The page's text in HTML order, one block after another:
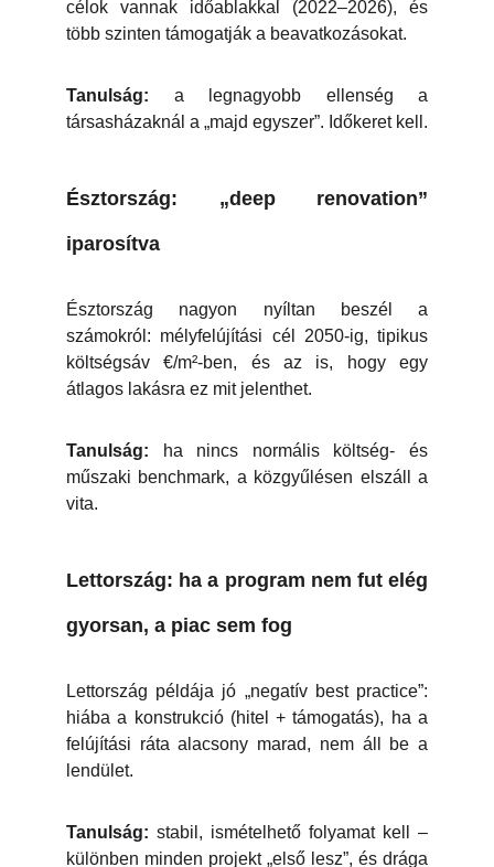
célok vannak időablakkal (2022–2026), és
több szinten támogatják a beavatkozásokat.
Tanulság: a legnagyobb ellenség a
társasházaknál a „majd egyszer”. Időkeret kell.
Észtország: „deep renovation”
iparosítva
Észtország nagyon nyíltan beszél a
számokról: mélyfelújítási cél 2050-ig, tipikus
költségsáv €/m²-ben, és az is, hogy egy
átlagos lakásra ez mit jelenthet.
Tanulság: ha nincs normális költség- és
műszaki benchmark, a közgyűlésen elszáll a
vita.
Lettország: ha a program nem fut elég
gyorsan, a piac sem fog
Lettország példája jó „negatív best practice”:
hiába a konstrukció (hitel + támogatás), ha a
felújítási ráta alacsony marad, nem áll be a
lendület.
Tanulság: stabil, ismételhető folyamat kell –
különben minden projekt „első lesz”, és drága